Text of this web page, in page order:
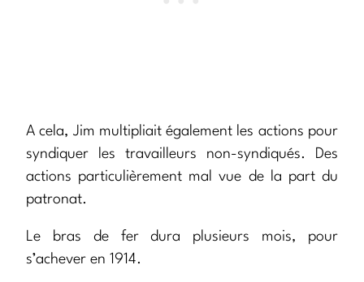
A cela, Jim multipliait également les actions pour
syndiquer les travailleurs non-syndiqués. Des
actions particulièrement mal vue de la part du
patronat.
Le bras de fer dura plusieurs mois, pour
s’achever en 1914.